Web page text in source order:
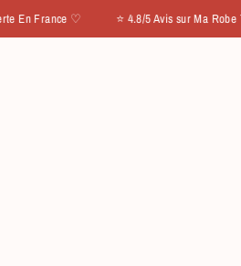
France ♡ ⭐ 4.8/5 Avis sur Ma Robe